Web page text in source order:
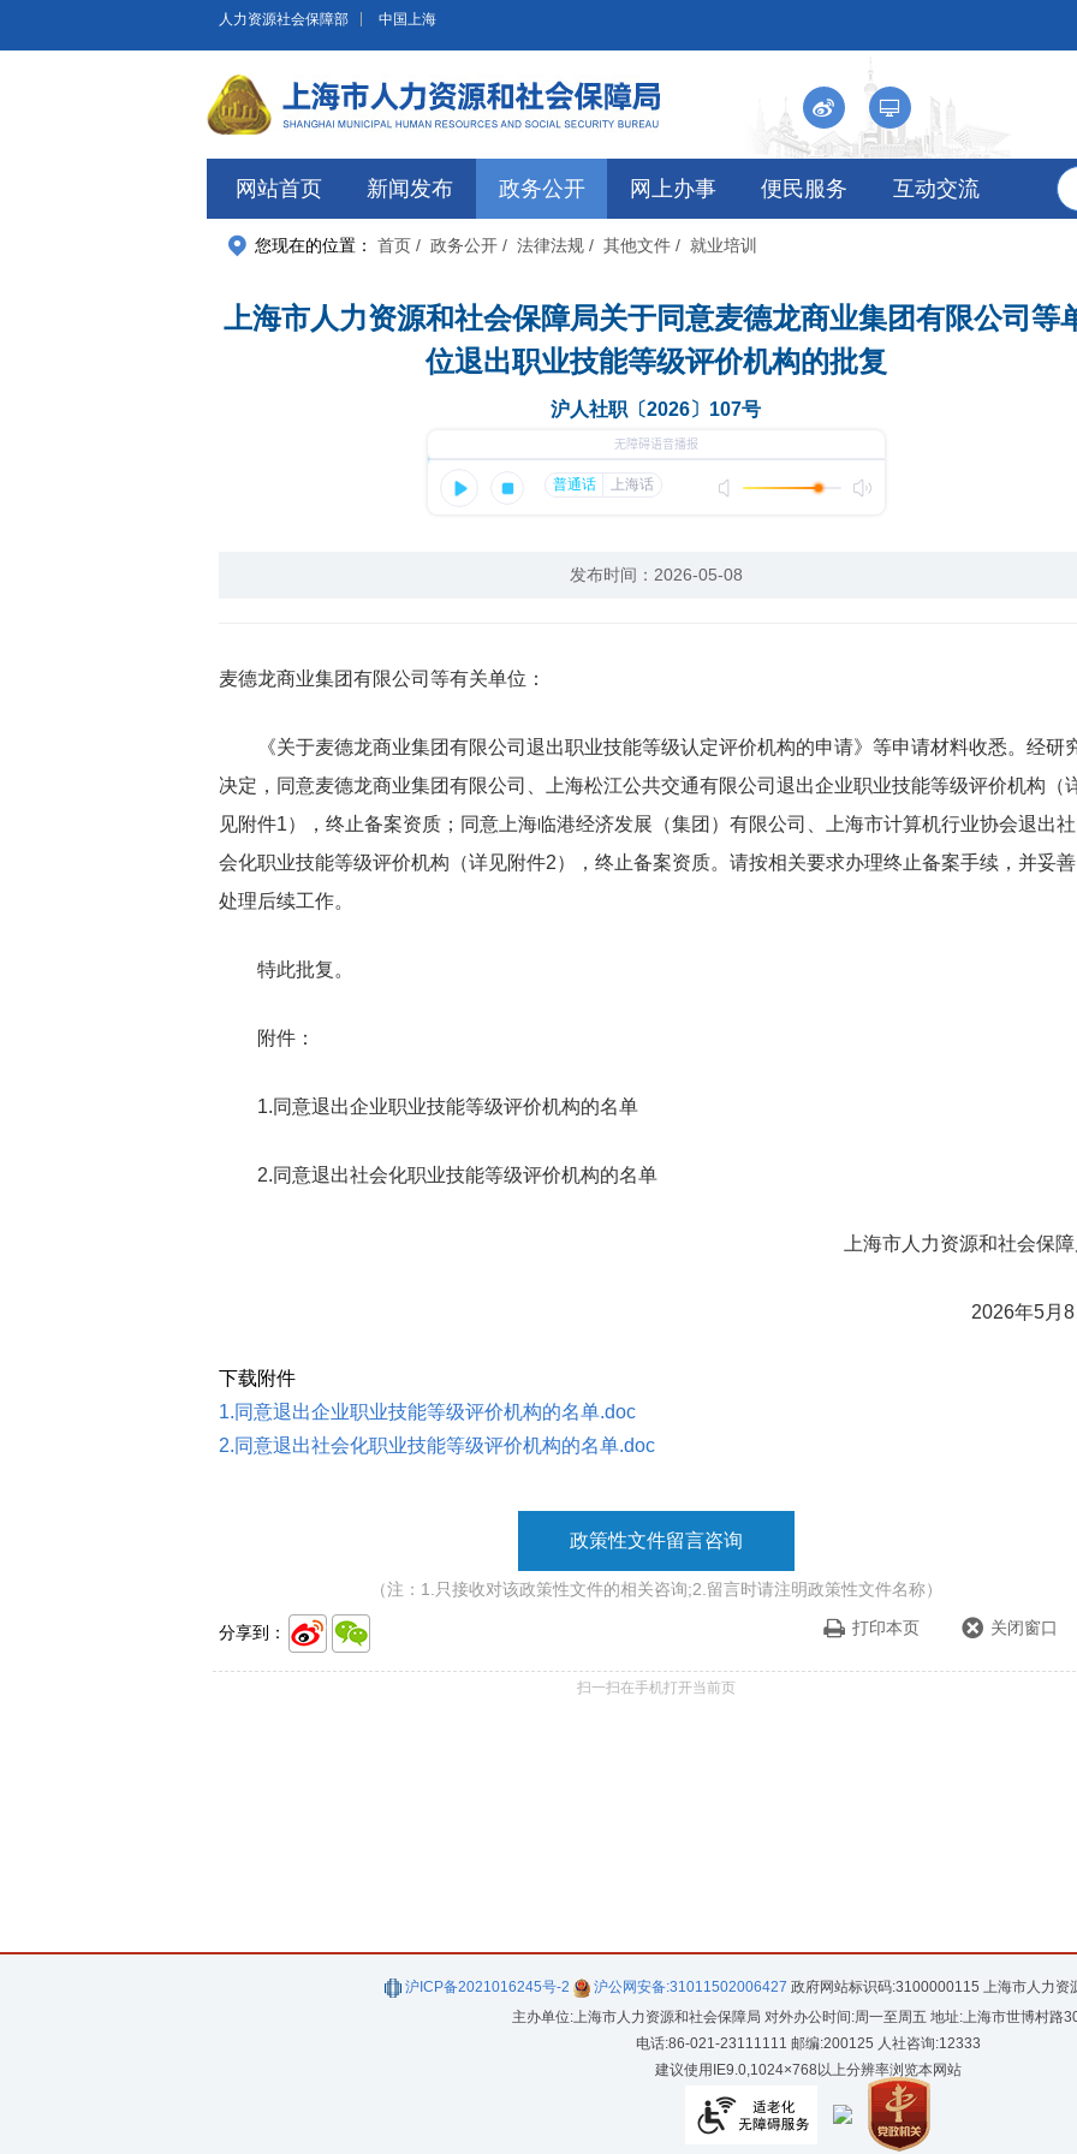
跳转到网站导航区 跳转到主要内容区域
人力资源社会保障部 中国上海
网站首页 新闻发布 政务公开 网上办事 便民服务 互动交流
您现在的位置： 首页 / 政务公开 / 法律法规 / 其他文件 / 就业培训
上海市人力资源和社会保障局关于同意麦德龙商业集团有限公司等
位退出职业技能等级评价机构的批复
沪人社职〔2026〕107号
发布时间：2026-05-08
麦德龙商业集团有限公司等有关单位：
《关于麦德龙商业集团有限公司退出职业技能等级认定评价机构的申请》等申请材料收悉。经研
决定，同意麦德龙商业集团有限公司、上海松江公共交通有限公司退出企业职业技能等级评价机构（
见附件1），终止备案资质；同意上海临港经济发展（集团）有限公司、上海市计算机行业协会退出社
会化职业技能等级评价机构（详见附件2），终止备案资质。请按相关要求办理终止备案手续，并妥善
处理后续工作。
特此批复。
附件：
1.同意退出企业职业技能等级评价机构的名单
2.同意退出社会化职业技能等级评价机构的名单
上海市人力资源和社会保障
2026年5月8
下载附件
1.同意退出企业职业技能等级评价机构的名单.doc
2.同意退出社会化职业技能等级评价机构的名单.doc
政策性文件留言咨询
（注：1.只接收对该政策性文件的相关咨询;2.留言时请注明政策性文件名称）
分享到： 打印本页 关闭窗口
扫一扫在手机打开当前页
沪ICP备2021016245号-2 沪公网安备:31011502006427 政府网站标识码:3100000115 上海市人力资
主办单位:上海市人力资源和社会保障局 对外办公时间:周一至周五 地址:上海市世博村路
电话:86-021-23111111 邮编:200125 人社咨询:12333
建议使用IE9.0,1024×768以上分辨率浏览本网站